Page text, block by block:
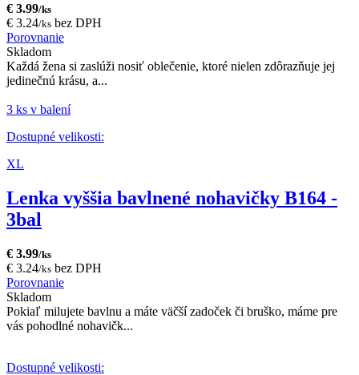
€ 3.99/ks
€ 3.24/ks bez DPH
Porovnanie
Skladom
Každá žena si zaslúži nosiť oblečenie, ktoré nielen zdôrazňuje jej
jedinečnú krásu, a...
3 ks v balení
Dostupné velikosti:
XL
Lenka vyššia bavlnené nohavičky B164 -
3bal
€ 3.99/ks
€ 3.24/ks bez DPH
Porovnanie
Skladom
Pokiaľ milujete bavlnu a máte väčší zadoček či bruško, máme pre
vás pohodlné nohavičk...
Dostupné velikosti: